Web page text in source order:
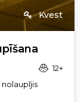
Kvest
12+